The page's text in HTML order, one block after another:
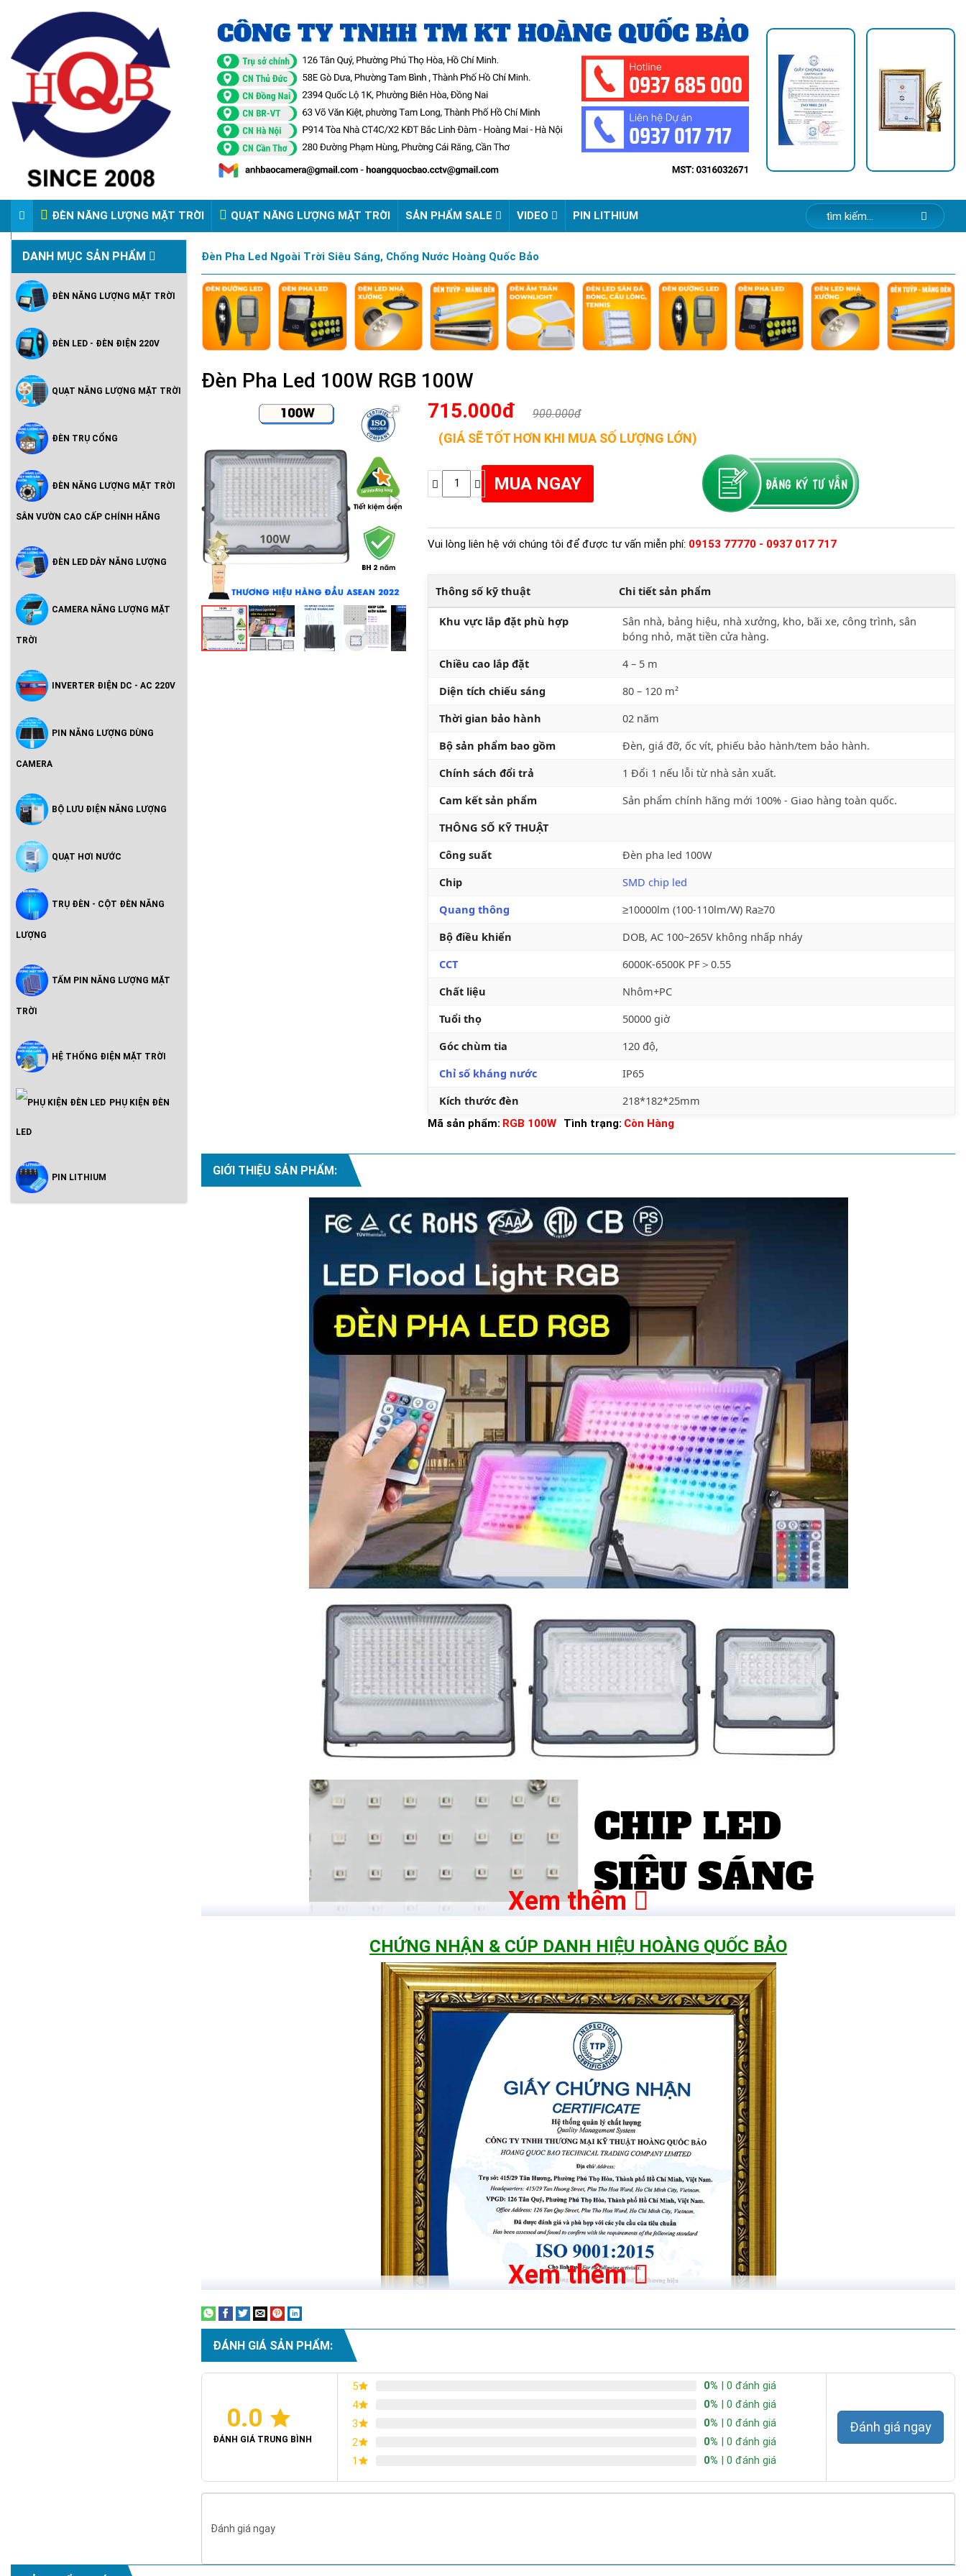
ĐÈN NĂNG LƯỢNG MẶT TRỜI QUẠT NĂNG LƯỢNG MẶT TRỜI SẢN PHẨM SALE VIDEO PIN LITHIUM
VIDEO ĐÈN PHA ĐIỆN 220V
DANH MỤC SẢN PHẨM
ĐÈN NĂNG LƯỢNG MẶT TRỜI
Vườn Cao Cấp Chính Hãng
ĐÈN LED - ĐÈN ĐIỆN 220V
Hoàng Quốc Bảo - Độ Sáng Cao,
QUẠT NĂNG LƯỢNG MẶT TRỜI
ĐÈN TRỤ CỔNG
ĐÈN NĂNG LƯỢNG MẶT TRỜI
SÂN VƯỜN CAO CẤP CHÍNH HÃNG
ĐÈN LED DÂY NĂNG LƯỢNG
CAMERA NĂNG LƯỢNG MẶT
TRỜI
INVERTER ĐIỆN DC - AC 220V
PIN NĂNG LƯỢNG DÙNG
CAMERA
BỘ LƯU ĐIỆN NĂNG LƯỢNG
QUẠT HƠI NƯỚC
TRỤ ĐÈN - CỘT ĐÈN NĂNG
LƯỢNG
TẤM PIN NĂNG LƯỢNG MẶT
TRỜI
HỆ THỐNG ĐIỆN MẶT TRỜI
Inveter Hòa Lưới Có Lưu Trữ -
PHỤ KIỆN ĐÈN
LED
PIN LITHIUM
Đèn Pha Led Ngoài Trời Siêu Sáng, Chống Nước Hoàng Quốc Bảo
Đèn Pha Led 100W RGB 100W
715.000đ
900.000đ
(GIÁ SẼ TỐT HƠN KHI MUA SỐ LƯỢNG LỚN)
Vui lòng liên hệ với chúng tôi để được tư vấn miễn phí: 09153 77770 - 0937 017 717
Thông số kỹ thuật Chi tiết sản phẩm
Khu vực lắp đặt phù hợp
Sân nhà, bảng hiệu, nhà xưởng, kho, bãi xe, công trình, sân
bóng nhỏ, mặt tiền cửa hàng.
Chiều cao lắp đặt
4 – 5 m
Diện tích chiếu sáng
80 – 120 m²
Thời gian bảo hành
02 năm
Bộ sản phẩm bao gồm
Đèn, giá đỡ, ốc vít, phiếu bảo hành/tem bảo hành.
Chính sách đổi trả
1 Đổi 1 nếu lỗi từ nhà sản xuất.
Cam kết sản phẩm
Sản phẩm chính hãng mới 100% - Giao hàng toàn quốc.
THÔNG SỐ KỸ THUẬT
Công suất
Đèn pha led 100W
Chip
SMD chip led
Quang thông
≥10000lm (100-110lm/W) Ra≥70
Bộ điều khiển
DOB, AC 100~265V không nhấp nháy
CCT
6000K-6500K PF＞0.55
Chất liệu
Nhôm+PC
Tuổi thọ
50000 giờ
Góc chùm tia
120 độ,
Chỉ số kháng nước
IP65
Kích thước đèn
218*182*25mm
Mã sản phẩm: RGB 100W Tình trạng: Còn Hàng
GIỚI THIỆU SẢN PHẨM:
Xem thêm
CHỨNG NHẬN & CÚP DANH HIỆU HOÀNG QUỐC BẢO
Xem thêm
ĐÁNH GIÁ SẢN PHẨM:
0.0
ĐÁNH GIÁ TRUNG BÌNH
5 0% | 0 đánh giá
4
0% | 0 đánh giá
3
0% | 0 đánh giá
2
0% | 0 đánh giá
1
0% | 0 đánh giá
Đánh giá ngay
Đánh giá ngay